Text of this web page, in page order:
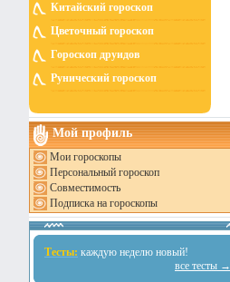
Китайский гороскоп
Цветочный гороскоп
Гороскоп друидов
Рунический гороскоп
Мой профиль
Мои гороскопы
Персональный гороскоп
Совместимость
Подписка на гороскопы
Тесты: каждую неделю новый!
все тесты →